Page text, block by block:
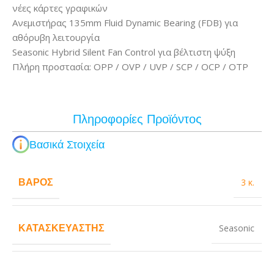
νέες κάρτες γραφικών
Ανεμιστήρας 135mm Fluid Dynamic Bearing (FDB) για
αθόρυβη λειτουργία
Seasonic Hybrid Silent Fan Control για βέλτιστη ψύξη
Πλήρη προστασία: OPP / OVP / UVP / SCP / OCP / OTP
Πληροφορίες Προϊόντος
Βασικά Στοιχεία
ΒΆΡΟΣ 3 κ.
ΚΑΤΑΣΚΕΥΑΣΤΉΣ Seasonic